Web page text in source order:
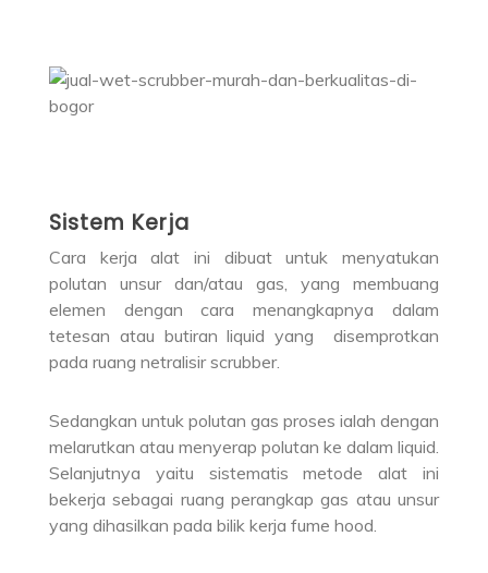
Sistem Kerja
Cara kerja alat ini dibuat untuk menyatukan
polutan unsur dan/atau gas, yang membuang
elemen dengan cara menangkapnya dalam
tetesan atau butiran liquid yang disemprotkan
pada ruang netralisir scrubber.
Sedangkan untuk polutan gas proses ialah dengan
melarutkan atau menyerap polutan ke dalam liquid.
Selanjutnya yaitu sistematis metode alat ini
bekerja sebagai ruang perangkap gas atau unsur
yang dihasilkan pada bilik kerja fume hood.